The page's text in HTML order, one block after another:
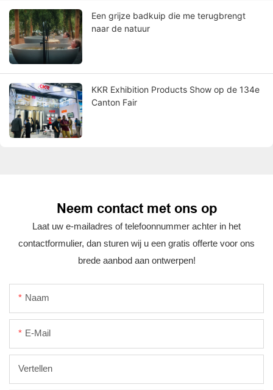
Een grijze badkuip die me terugbrengt
naar de natuur
KKR Exhibition Products Show op de 134e
Canton Fair
Neem contact met ons op
Laat uw e-mailadres of telefoonnummer achter in het
contactformulier, dan sturen wij u een gratis offerte voor ons
brede aanbod aan ontwerpen!
Naam
E-Mail
Vertellen